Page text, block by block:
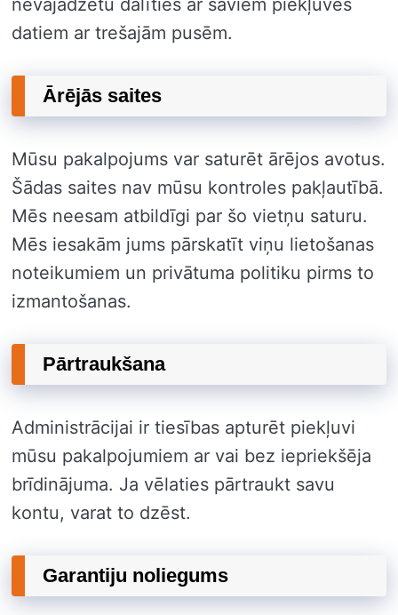
nevajadzētu dalīties ar saviem piekļuves
datiem ar trešajām pusēm.
Ārējās saites
Mūsu pakalpojums var saturēt ārējos avotus.
Šādas saites nav mūsu kontroles pakļautībā.
Mēs neesam atbildīgi par šo vietņu saturu.
Mēs iesakām jums pārskatīt viņu lietošanas
noteikumiem un privātuma politiku pirms to
izmantošanas.
Pārtraukšana
Administrācijai ir tiesības apturēt piekļuvi
mūsu pakalpojumiem ar vai bez iepriekšēja
brīdinājuma. Ja vēlaties pārtraukt savu
kontu, varat to dzēst.
Garantiju noliegums